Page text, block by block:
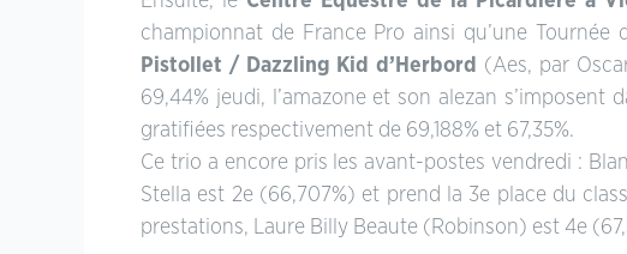
championnat de France Pro ainsi qu’une
Pistollet / Dazzling Kid d’Herbord (Aes, par
69,44% jeudi, l’amazone et son alezan
gratifiées respectivement de 69,188% et 67,35%.
Ce trio a encore pris les avant-postes vendredi :
Stella est 2e (66,707%) et prend la 3e place du
prestations, Laure Billy Beaute (Robinson) est 4e